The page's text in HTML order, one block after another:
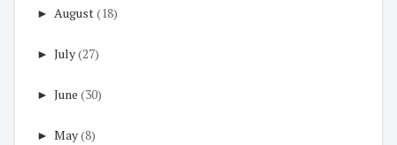
► August(18)
► July(27)
► June (30)
► May(8)